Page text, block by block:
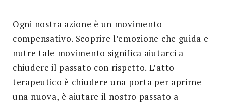
Ogni nostra azione è un movimento
compensativo. Scoprire l’emozione che guida e
nutre tale movimento significa aiutarci a
chiudere il passato con rispetto. L’atto
terapeutico è chiudere una porta per aprirne
una nuova, è aiutare il nostro passato a